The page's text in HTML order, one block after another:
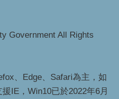
Government All Rights
、Edge、Safari為主，如
IE，Win10已於2022年6月